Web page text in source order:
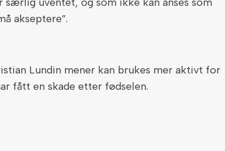
akseptere”.
Lundin mener kan brukes mer aktivt for
fått en skade etter fødselen.